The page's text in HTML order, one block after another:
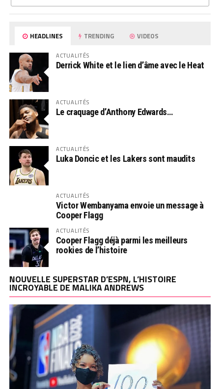
HEADLINES TRENDING VIDEOS
ACTUALITÉS
Derrick White et le lien d’âme avec le Heat
ACTUALITÉS
Le craquage d’Anthony Edwards…
ACTUALITÉS
Luka Doncic et les Lakers sont maudits
ACTUALITÉS
Victor Wembanyama envoie un message à
Cooper Flagg
ACTUALITÉS
Cooper Flagg déjà parmi les meilleurs
rookies de l’histoire
NOUVELLE SUPERSTAR D’ESPN, L’HISTOIRE
INCROYABLE DE MALIKA ANDREWS